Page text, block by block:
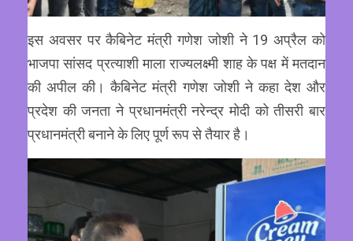
इस अवसर पर कैबिनेट मंत्री गणेश जोशी ने 19 अप्रैल को
भाजपा सांसद प्रत्याशी माला राज्यलक्ष्मी शाह के पक्ष में मतदान
की अपील की। कैबिनेट मंत्री गणेश जोशी ने कहा देश और
प्रदेश की जनता ने प्रधानमंत्री नरेन्द्र मोदी को तीसरी बार
प्रधानमंत्री बनाने के लिए पूर्ण रूप से तैयार है।